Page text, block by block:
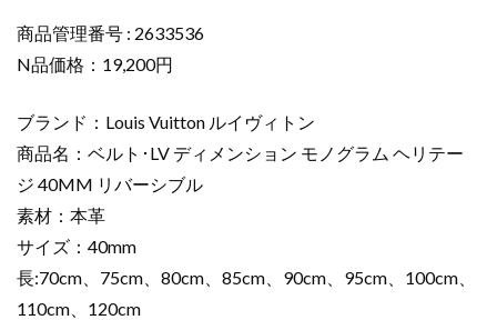
デ
ィ
ン
シ
ョ
ン
モ
ノ
グ
商品管理番号 : 2633536
N品価格：19,200円
ブランド：Louis Vuitton ルイヴィトン
商品名：ベルト･LV ディメンション モノグラム ヘリテー
ジ 40MM リバーシブル
素材：本革
サイズ：40mm
長:70cm、75cm、80cm、85cm、90cm、95cm、100cm、
110cm、120cm